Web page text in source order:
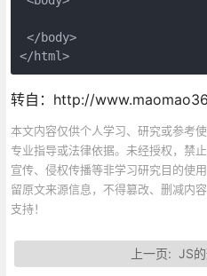
</body>
</html>
转自：http://
本文内容仅供个人学习、研究或参考
专业指导或法律依据。未经授权，禁
宣传、侵权传播等非学习研究目的使
留原文来源信息，不得篡改、删减内
支持！
上一页:JS